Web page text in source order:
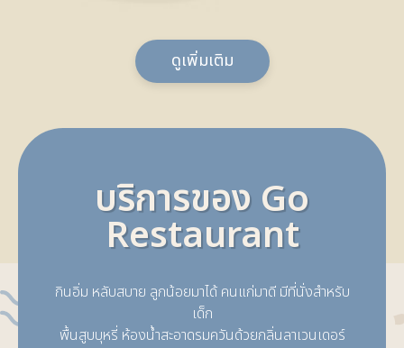
ดูเพิ่มเติม
บริการของ Go
Restaurant
กินอิ่ม หลับสบาย ลูกน้อยมาได้ คนแก่มาดี มีที่นั่งสำหรับ
เด็ก
พื้นสูบบุหรี่ ห้องน้ำสะอาดรมควันด้วยกลิ่นลาเวนเดอร์